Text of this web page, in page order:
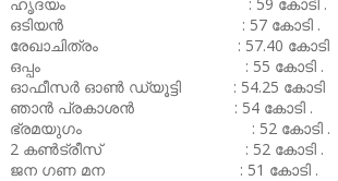
ഒടിയൻ : 57 കോടി .
രേഖാചിത്രം : 57.40 കോടി
ഒപ്പം : 55 കോടി .
ഓഫീസർ ഓൺ ഡ്യൂട്ടി : 54.25 കോടി
ഞാൻ പ്രകാശൻ : 54 കോടി .
ഭ്രമയുഗം : 52 കോടി .
2 കൺട്രീസ് : 52 കോടി .
ജന ഗണ മന : 51 കോടി .